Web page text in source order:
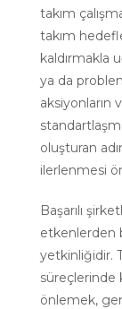
takım
takım
kaldırmakla
ya da
aksiyonların
oluşturan
ilerlenmesi
Başarılı
etkenlerden
yetkinliğidir.
süreçlerinde
önlemek,